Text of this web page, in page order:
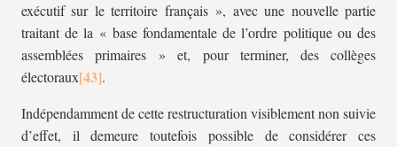
exécutif sur le territoire français », avec une nouvelle partie
traitant de la « base fondamentale de l’ordre politique ou des
assemblées primaires » et, pour terminer, des collèges
électoraux
.
Indépendamment de cette restructuration visiblement non suivie
d’effet, il demeure toutefois possible de considérer ces